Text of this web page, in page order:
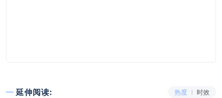
延伸阅读: 热度 时效